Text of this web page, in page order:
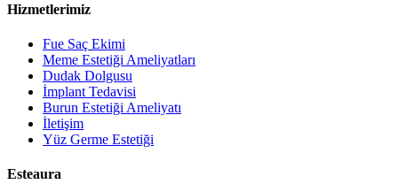
Hizmetlerimiz
Fue Saç Ekimi
Meme Estetiği Ameliyatları
Dudak Dolgusu
İmplant Tedavisi
Burun Estetiği Ameliyatı
İletişim
Yüz Germe Estetiği
Esteaura